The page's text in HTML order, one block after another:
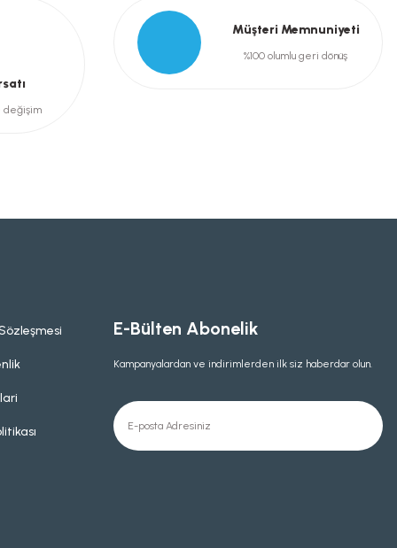
değişim
Müşteri Memnuniyeti
%100 olumlu geri dönüş
E-Bülten Abonelik
Kampanyalardan ve indirimlerden ilk siz haberdar olun.